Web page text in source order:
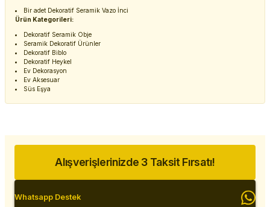
Bir adet Dekoratif Seramik Vazo İnci
Ürün Kategorileri:
Dekoratif Seramik Obje
Seramik Dekoratif Ürünler
Dekoratif Biblo
Dekoratif Heykel
Ev Dekorasyon
Ev Aksesuar
Süs Eşya
Alışverişlerinizde 3 Taksit Fırsatı!
Whatsapp Destek